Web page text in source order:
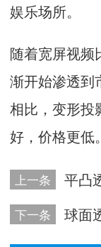
娱乐场所。
随着宽屏视频
渐开始渗透到
相比，变形投
好，价格更低。
上一条 平凸
下一条 球面